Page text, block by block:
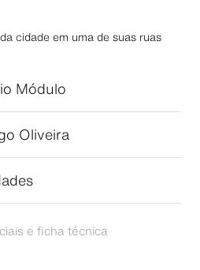
cidade em uma de suas ruas
Módulo
Oliveira
e ficha técnica